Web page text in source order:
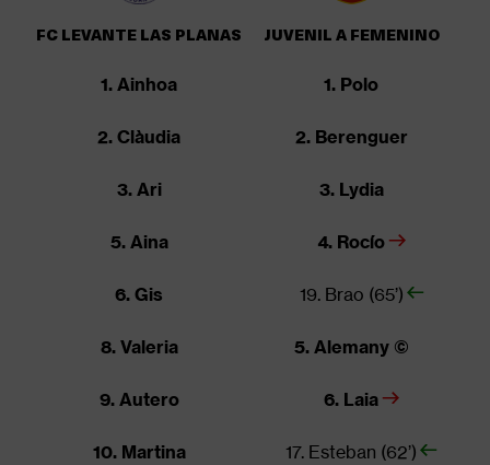
FC LEVANTE LAS PLANAS
1. Ainhoa
2. Clàudia
3. Ari
5. Aina
6. Gis
8. Valeria
9. Autero
10. Martina
JUVENIL A FEMENINO
1. Polo
2. Berenguer
3. Lydia
4. Rocío
19. Brao (65’)
5. Alemany ©
6. Laia
17. Esteban (62’)